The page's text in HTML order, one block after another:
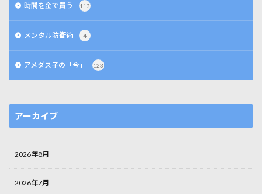
時間を金で買う 113
メンタル防衛術 4
アメダス子の「今」 123
アーカイブ
2026年8月
2026年7月